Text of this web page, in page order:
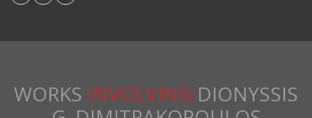
WORKS INVOLVING DIONYSSIS